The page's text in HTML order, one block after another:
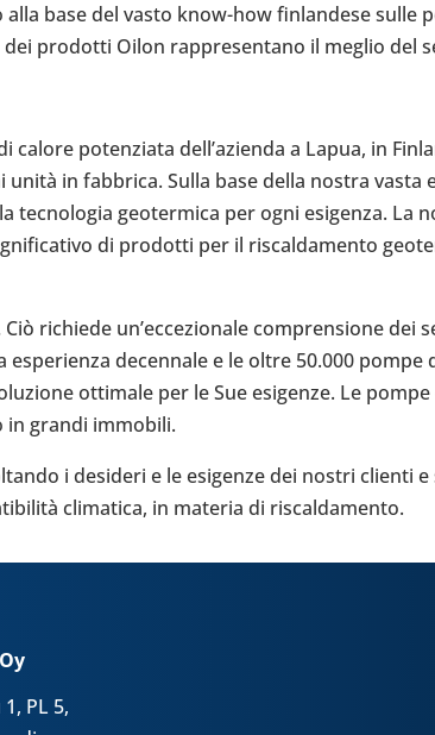
base del vasto know-​how fin­lan­dese sulle
dei pro­dotti Oilon rap­pre­sen­tano il meglio del
poten­ziata del­l’a­zienda a Lapua, in
in fab­brica. Sulla base della nostra vasta
tec­no­lo­gia geo­ter­mica per ogni esi­genza. La
di pro­dotti per il riscal­da­mento
richiede un’ec­ce­zio­nale com­pren­sione dei
decen­nale e le oltre 50.000 pompe
otti­male per le Sue esi­genze. Le
in grandi immo­bili.
i desi­deri e le esi­genze dei nostri clienti
cli­ma­tica, in materia di riscal­da­mento.
PL 5,